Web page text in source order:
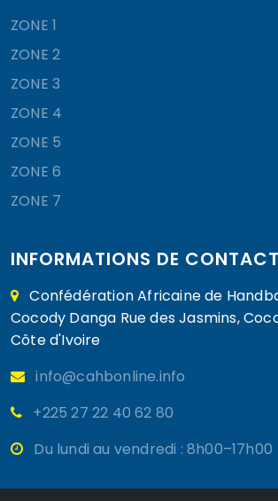
ZONE 1
ZONE 2
ZONE 3
ZONE 4
ZONE 5
ZONE 6
ZONE 7
INFORMATIONS DE CONTACT
Confédération Africaine de
Cocody Danga Rue des Jasmins,
Côte d'Ivoire
info@cahbonline.info
+225 27 22 40 62 80
Du lundi au vendredi : 8h00–17h00